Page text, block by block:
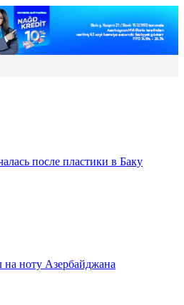
после пластики в Баку
ноту Азербайджана